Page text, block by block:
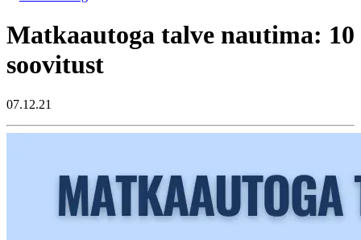
Matkaautoga talve nautima: 10
soovitust
07.12.21